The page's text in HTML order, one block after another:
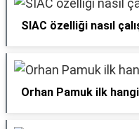
SIAC özelliği nasıl
Orhan Pamuk ilk